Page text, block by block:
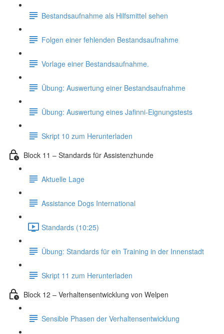
Bestandsaufnahme als Hilfsmittel sehen
Folgen einer fehlenden Bestandsaufnahme
Vorlage einer Bestandsaufnahme.
Übung: Auswertung einer Bestandsaufnahme
Übung: Auswertung eines Jafinni-Eignungstests
Skript 10 zum Herunterladen
Block 11 – Standards für Assistenzhunde
Aktuelle Lage
Assistance Dogs International
Standards (10:25)
Übung: Standards für ein Training in der Innenstadt
Skript 11 zum Herunterladen
Block 12 – Verhaltensentwicklung von Welpen
Sensible Phasen der Verhaltensentwicklung